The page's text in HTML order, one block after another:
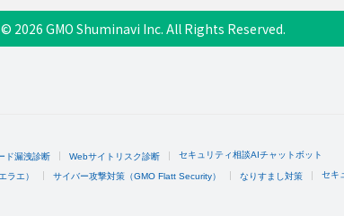
© 2026 GMO Shuminavi Inc. All Rights Reserved.